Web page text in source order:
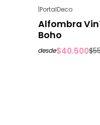
|PortalDeco
Alfombra
Boho
desde$40.500